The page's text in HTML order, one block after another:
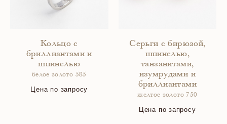
Кольцо с
бриллиантами и
шпинелью
белое золото 585
Цена по запросу
Серьги с бирюзой,
шпинелью,
танзанитами,
изумрудами и
бриллиантами
желтое золото 750
Цена по запросу